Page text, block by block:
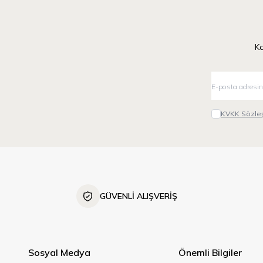
KVKK
GÜVENLİ ALIŞVERİŞ
Sosyal Medya Önemli Bilgiler